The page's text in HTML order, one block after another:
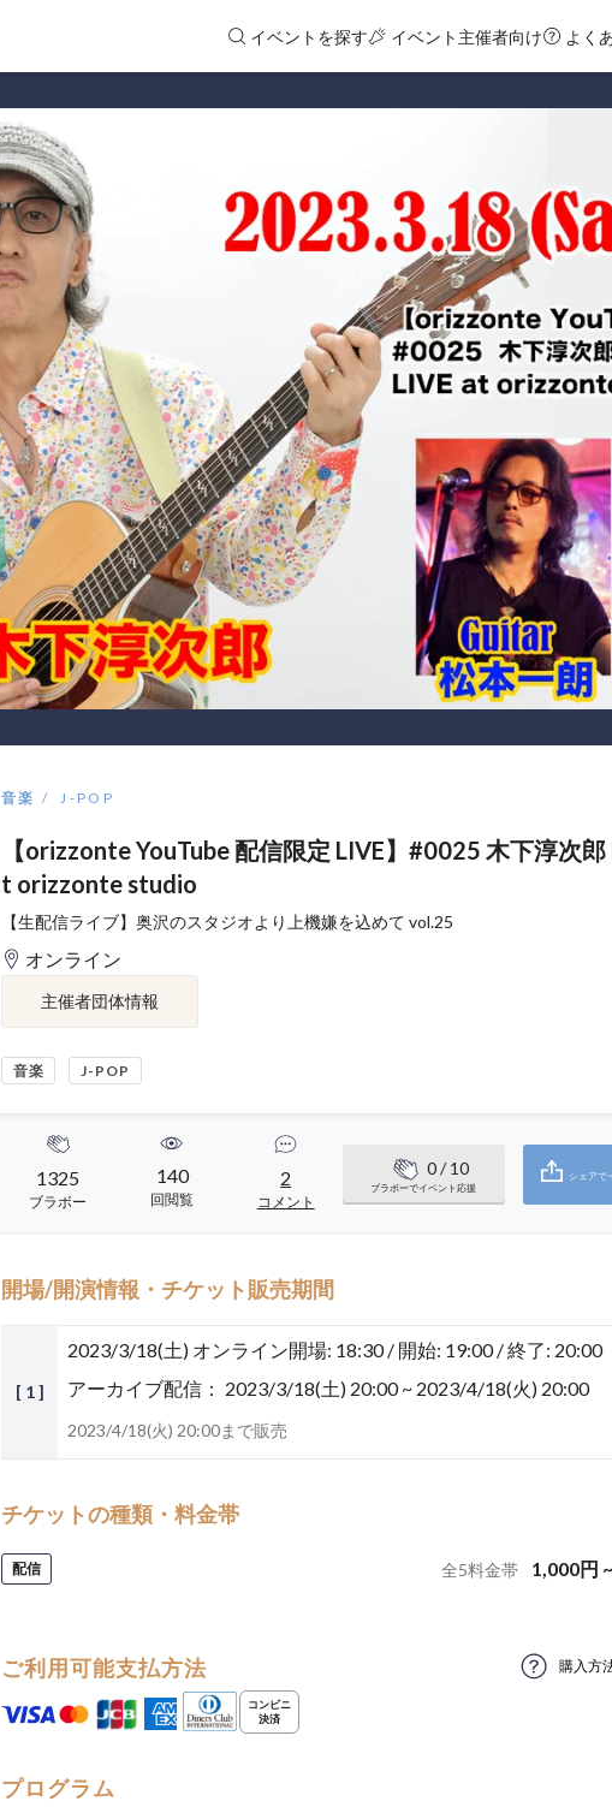
イベントを探す イベント主催者向け よく
音楽 J-POP
【orizzonte YouTube 配信限定 LIVE】#0025 木下淳次郎
t orizzonte studio
【生配信ライブ】奥沢のスタジオより上機嫌を込めて vol.25
オンライン
主催者団体情報
音楽 J-POP
1325
ブラボー
140
回閲覧
2
コメント
0/ 10
ブラボーでイベント応援
シェアで
開場/開演情報・チケット販売期間
[ 1 ]
2023/3/18(土) オンライン開場: 18:30 / 開始: 19:00 / 終了: 20:00
アーカイブ配信： 2023/3/18(土) 20:00 ~ 2023/4/18(火) 20:00
2023/4/18(火) 20:00まで販売
チケットの種類・料金帯
配信 全5料金帯 1,000円 ~
ご利用可能支払方法 購入方
プログラム